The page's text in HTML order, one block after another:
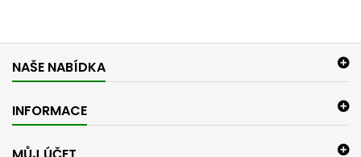
NAŠE NABÍDKA
INFORMACE